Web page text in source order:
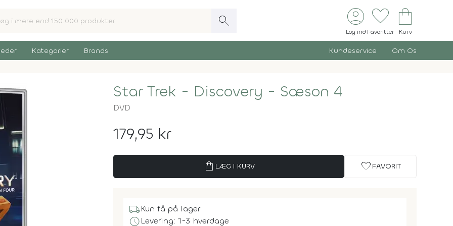
search account_circle
Log ind
favorite
Favoritter
shopping_bag
Kurv
Kategorier Brands Kundeservice Om Os
Star Trek - Discovery - Sæson 4
DVD
179,95 kr
shopping_bag LÆG I KURV favorite FAVORIT
local_shippingKun få på lager
scheduleLevering: 1-3 hverdage